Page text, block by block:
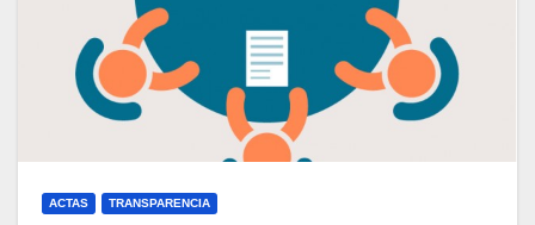
ACTAS TRANSPARENCIA